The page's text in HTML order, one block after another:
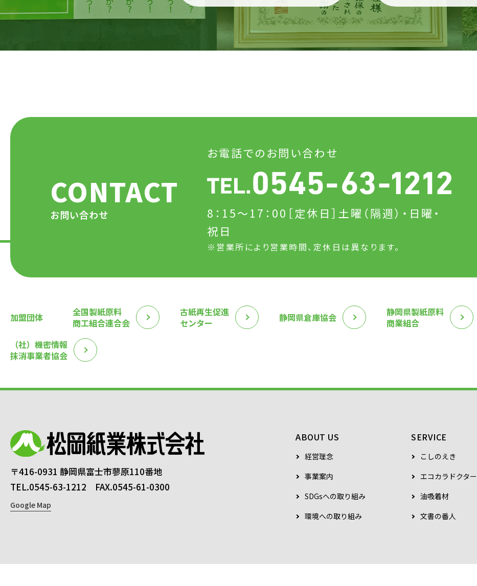
CONTACT
お問い合わせ
お電話でのお問い合わせ
8：15～17：00 ［定休日］土曜（隔週）・日曜・
祝日
※営業所により営業時間、定休日は異なります。
加盟団体
全国製紙原料
商工組合連合会
古紙再生促進
センター
静岡県倉庫協会
静岡県製紙原料
商業組合
（社）機密情報
抹消事業者協会
〒416-0931 静岡県富士市蓼原110番地
TEL.0545-63-1212 FAX.0545-61-0300
Google Map
ABOUT US
経営理念
事業案内
SDGsへの取り組み
環境への取り組み
SERVICE
こしのえき
エコカラドクター
油吸着材
文書の番人